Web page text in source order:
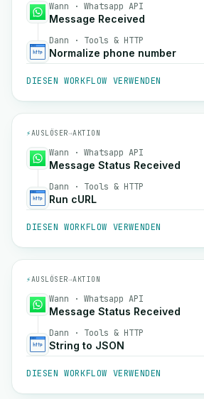
Wann · Whatsapp API
Message Received
Dann · Tools & HTTP
Normalize phone number
DIESEN WORKFLOW VERWENDEN
⚡AUSLÖSER→AKTION
Wann · Whatsapp API
Message Status Received
Dann · Tools & HTTP
Run cURL
DIESEN WORKFLOW VERWENDEN
⚡AUSLÖSER→AKTION
Wann · Whatsapp API
Message Status Received
Dann · Tools & HTTP
String to JSON
DIESEN WORKFLOW VERWENDEN